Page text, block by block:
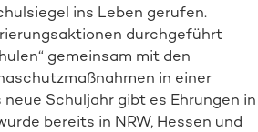
ins Leben gerufen.
durchgeführt
gemeinsam mit den
in einer
Schuljahr gibt es Ehrungen in
bereits in NRW, Hessen und